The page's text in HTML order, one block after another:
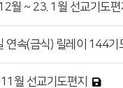
월 ~ 23. 1월 선교기도편
연속(금식) 릴레이 144기
월 선교기도편지